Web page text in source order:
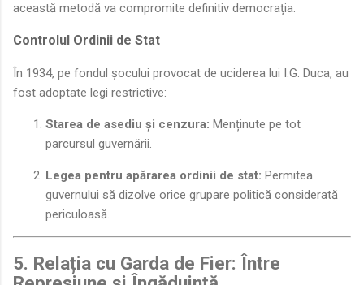
această metodă va compromite definitiv democrația.
Controlul Ordinii de Stat
În 1934, pe fondul șocului provocat de uciderea lui I.G. Duca, au
fost adoptate legi restrictive:
Starea de asediu și cenzura: Menținute pe tot
parcursul guvernării.
Legea pentru apărarea ordinii de stat: Permitea
guvernului să dizolve orice grupare politică considerată
periculoasă.
5. Relația cu Garda de Fier: Între